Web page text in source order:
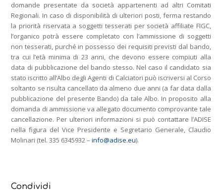
domande presentate da società appartenenti ad altri Comitati
Regionali. In caso di disponibilità di ulteriori posti, ferma restando
la priorità riservata a soggetti tesserati per società affiliate FIGC,
l’organico potrà essere completato con l’ammissione di soggetti
non tesserati, purché in possesso dei requisiti previsti dal bando,
tra cui l’età minima di 23 anni, che devono essere compiuti alla
data di pubblicazione del bando stesso. Nel caso il candidato sia
stato iscritto all’Albo degli Agenti di Calciatori può iscriversi al Corso
soltanto se risulta cancellato da almeno due anni (a far data dalla
pubblicazione del presente Bando) da tale Albo. In proposito alla
domanda di ammissione va allegato documento comprovante tale
cancellazione. Per ulteriori informazioni si può contattare l’ADISE
nella figura del Vice Presidente e Segretario Generale, Claudio
Molinari (tel. 335 6345932 –info@adise.eu).
Condividi